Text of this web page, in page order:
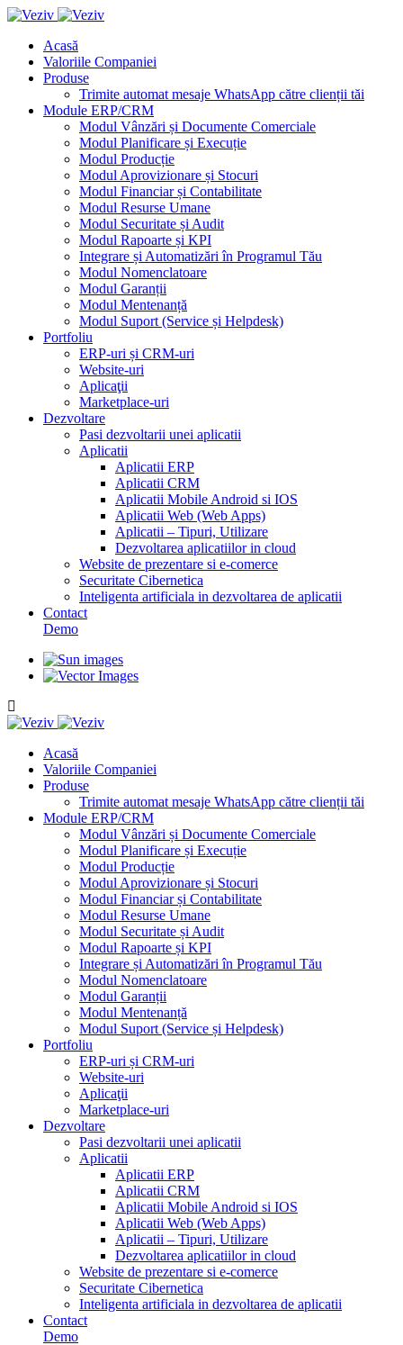
Acasă
Valoriile Companiei
Produse
Trimite automat mesaje WhatsApp către clienții tăi
Module ERP/CRM
Modul Vânzări și Documente Comerciale
Modul Planificare și Execuție
Modul Producție
Modul Aprovizionare și Stocuri
Modul Financiar și Contabilitate
Modul Resurse Umane
Modul Securitate și Audit
Modul Rapoarte și KPI
Integrare și Automatizări în Programul Tău
Modul Nomenclatoare
Modul Garanții
Modul Mentenanță
Modul Suport (Service și Helpdesk)
Portfoliu
ERP-uri și CRM-uri
Website-uri
Aplicaţii
Marketplace-uri
Dezvoltare
Pasi dezvoltarii unei aplicatii
Aplicatii
Aplicatii ERP
Aplicatii CRM
Aplicatii Mobile Android si IOS
Aplicatii Web (Web Apps)
Aplicatii – Tipuri, Utilizare
Dezvoltarea aplicatiilor in cloud
Website de prezentare si e-comerce
Securitate Cibernetica
Inteligenta artificiala in dezvoltarea de aplicatii
Contact
Demo
Acasă
Valoriile Companiei
Produse
Trimite automat mesaje WhatsApp către clienții tăi
Module ERP/CRM
Modul Vânzări și Documente Comerciale
Modul Planificare și Execuție
Modul Producție
Modul Aprovizionare și Stocuri
Modul Financiar și Contabilitate
Modul Resurse Umane
Modul Securitate și Audit
Modul Rapoarte și KPI
Integrare și Automatizări în Programul Tău
Modul Nomenclatoare
Modul Garanții
Modul Mentenanță
Modul Suport (Service și Helpdesk)
Portfoliu
ERP-uri și CRM-uri
Website-uri
Aplicaţii
Marketplace-uri
Dezvoltare
Pasi dezvoltarii unei aplicatii
Aplicatii
Aplicatii ERP
Aplicatii CRM
Aplicatii Mobile Android si IOS
Aplicatii Web (Web Apps)
Aplicatii – Tipuri, Utilizare
Dezvoltarea aplicatiilor in cloud
Website de prezentare si e-comerce
Securitate Cibernetica
Inteligenta artificiala in dezvoltarea de aplicatii
Contact
Demo